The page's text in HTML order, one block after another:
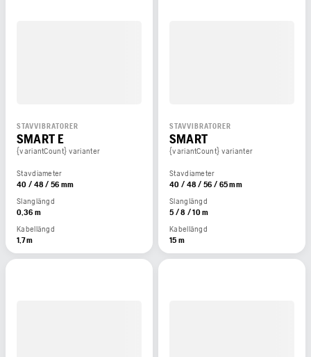
STAVVIBRATORER
SMART E
{variantCount} varianter
Stavdiameter
40 / 48 / 56 mm
Slanglängd
0,36 m
Kabellängd
1,7 m
STAVVIBRATORER
SMART
{variantCount} varianter
Stavdiameter
40 / 48 / 56 / 65 mm
Slanglängd
5 / 8 / 10 m
Kabellängd
15 m